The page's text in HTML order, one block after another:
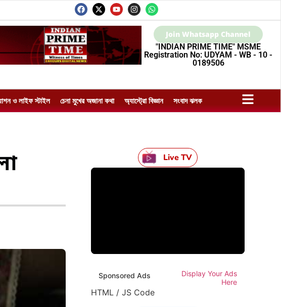
Join Whatsapp Channel
"INDIAN PRIME TIME" MSME
Registration No: UDYAM - WB - 10 -
0189506
ও লাইফ স্টাইল চেনা মুখের অজানা কথা অ্যাস্ট্রো বিজ্ঞান সংবাদ ঝলক
Live TV
Sponsored Ads
Display Your Ads
Here
HTML / JS Code